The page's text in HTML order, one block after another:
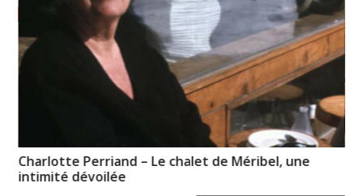
Charlotte Perriand – Le chalet de Méribel, une
intimité dévoilée